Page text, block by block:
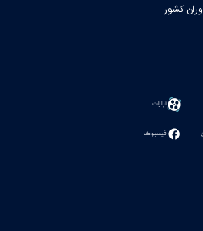
کشور
آپارات
فیسبوک